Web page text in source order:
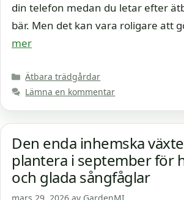
din telefon medan du letar efter
bär. Men det kan vara roligare att
mer
Kategorier
Ätbara trädgårdar
Lämna en kommentar
Den enda inhemska
plantera i september för
och glada sångfåglar